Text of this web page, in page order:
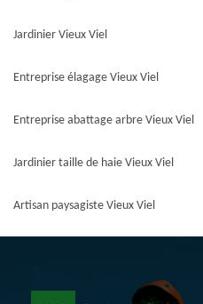
Jardinier Vieux Viel
Entreprise élagage Vieux Viel
Entreprise abattage arbre Vieux Viel
Jardinier taille de haie Vieux Viel
Artisan paysagiste Vieux Viel